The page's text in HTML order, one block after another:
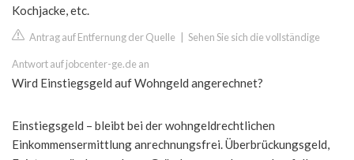
Kochjacke, etc.
Antrag auf Entfernung der Quelle Sehen Sie sich die vollständige
Antwort auf jobcenter-ge.de an
Wird Einstiegsgeld auf Wohngeld angerechnet?
Einstiegsgeld – bleibt bei der wohngeldrechtlichen
Einkommensermittlung anrechnungsfrei. Überbrückungsgeld,